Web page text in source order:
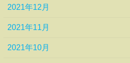
2021年12月
2021年11月
2021年10月